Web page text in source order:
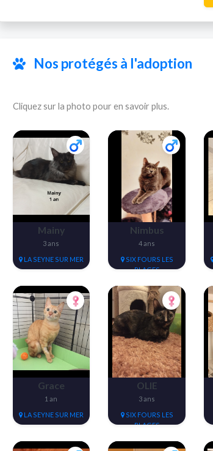
Nos protégés à l'adoption
Cliquez sur la photo pour en savoir plus.
Mainy
3 ans
LA SEYNE SUR MER
Nimbus
4 ans
SIX FOURS LES
PLAGES
Grace
1 an
LA SEYNE SUR MER
OLIE
3 ans
SIX FOURS LES
PLAGES